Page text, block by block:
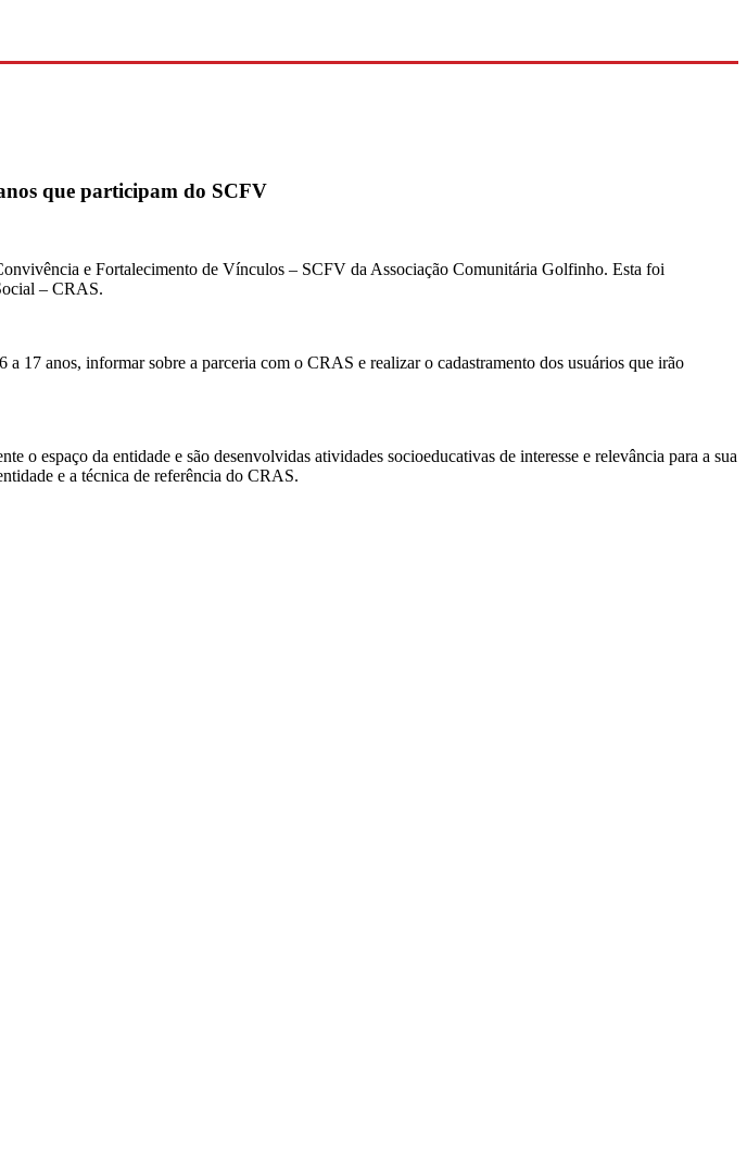
que participam do SCFV
e Fortalecimento de Vínculos – SCFV da Associação Comunitária Golfinho. Esta foi
– CRAS.
17 anos, informar sobre a parceria com o CRAS e realizar o cadastramento dos usuários que irão
espaço da entidade e são desenvolvidas atividades socioeducativas de interesse e relevância para a sua
e a técnica de referência do CRAS.